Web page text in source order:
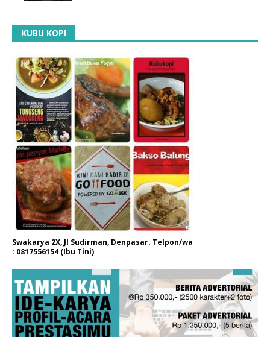
KUBU KOPI
Swakarya 2X, Jl Sudirman, Denpasar. Telpon/wa
: 0817556154 (Ibu Tini)